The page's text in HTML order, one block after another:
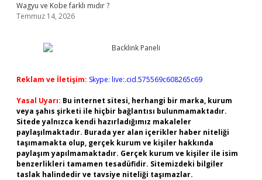
Wagyu ve Kobe farklı mıdır ?
Temmuz 14, 2026
Reklam ve İletişim: Skype: live:.cid.575569c608265c69
Yasal Uyarı: Bu internet sitesi, herhangi bir marka, kurum
veya şahıs şirketi ile hiçbir bağlantısı bulunmamaktadır.
Sitede yalnızca kendi hazırladığımız makaleler
paylaşılmaktadır. Burada yer alan içerikler haber niteliği
taşımamakta olup, gerçek kurum ve kişiler hakkında
paylaşım yapılmamaktadır. Gerçek kurum ve kişiler ile isim
benzerlikleri tamamen tesadüfidir. Sitemizdeki bilgiler
taslak halindedir ve tavsiye niteliği taşımazlar.